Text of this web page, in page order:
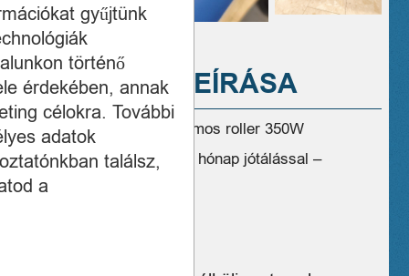
A TERMÉK LEÍRÁSA
Lamborghini AL1 elektromos roller 350W
újszerű állapotban – egy hónap jótálással –
töltőjével
gyűjtünk
történő
érdekében, annak
célokra. További
adatok
találsz,
a